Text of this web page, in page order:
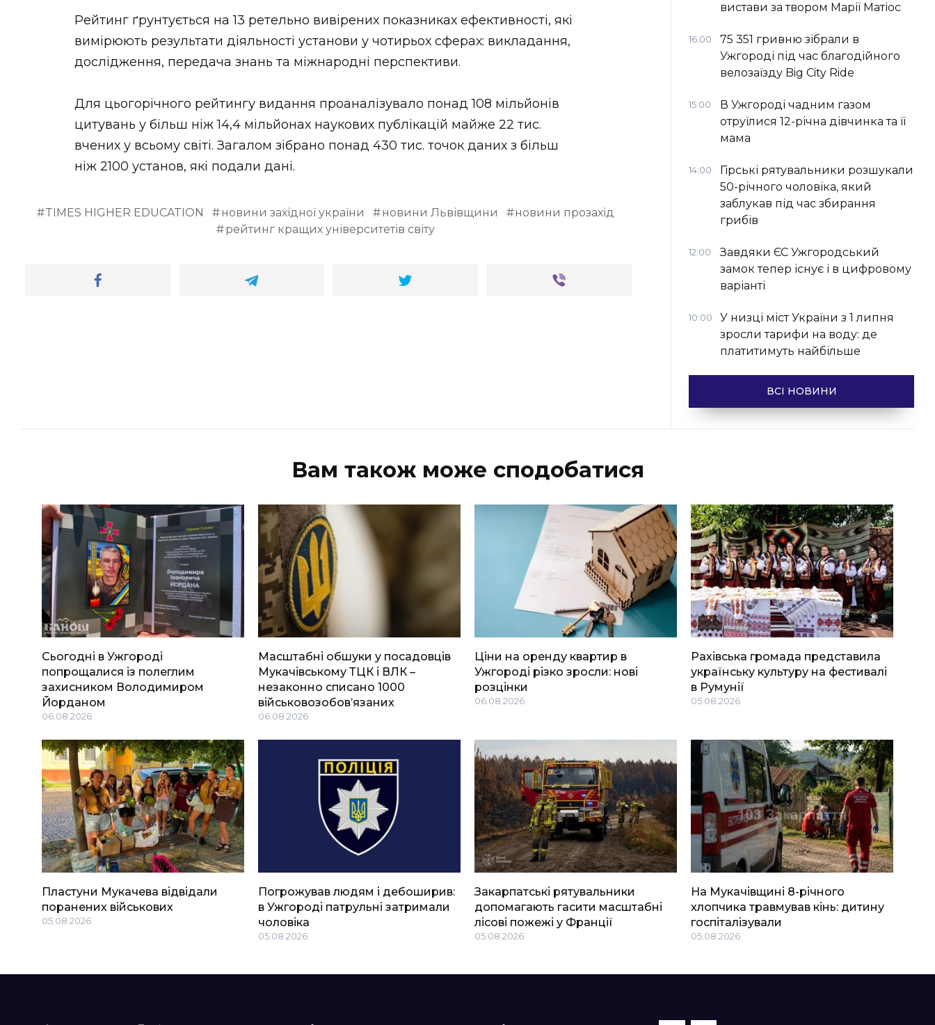
Рейтинг ґрунтується на 13 ретельно вивірених показниках ефективності, які
вимірюють результати діяльності установи у чотирьох сферах: викладання,
дослідження, передача знань та міжнародні перспективи.
Для цьогорічного рейтингу видання проаналізувало понад 108 мільйонів
цитувань у більш ніж 14,4 мільйонах наукових публікацій майже 22 тис.
вчених у всьому світі. Загалом зібрано понад 430 тис. точок даних з більш
ніж 2100 установ, які подали дані.
TIMES HIGHER EDUCATION новини західної україни новини Львівщини
новини прозахід
рейтинг кращих університетів світу
вистави за твором Марії Матіос
16:00
75 351 гривню зібрали в
Ужгороді під час благодійного
велозаїзду Big Сity Ride
15:00
В Ужгороді чадним газом
отруїлися 12-річна дівчинка та її
мама
14:00
Гірські рятувальники розшукали
50-річного чоловіка, який
заблукав під час збирання
грибів
12:00
Завдяки ЄС Ужгородський
замок тепер існує і в цифровому
варіанті
10:00
У низці міст України з 1 липня
зросли тарифи на воду: де
платитимуть найбільше
ВСІ НОВИНИ
Вам також може сподобатися
Сьогодні в Ужгороді
попрощалися із полеглим
захисником Володимиром
Йорданом
06.08.2026
Масштабні обшуки у посадовців
Мукачівському ТЦК і ВЛК –
незаконно списано 1000
військовозобов’язаних
06.08.2026
Ціни на оренду квартир в
Ужгороді різко зросли: нові
розцінки
06.08.2026
Рахівська громада представила
українську культуру на фестивалі
в Румунії
05.08.2026
Пластуни Мукачева відвідали
поранених військових
05.08.2026
Погрожував людям і дебоширив:
в Ужгороді патрульні затримали
чоловіка
05.08.2026
Закарпатські рятувальники
допомагають гасити масштабні
лісові пожежі у Франції
05.08.2026
На Мукачівщині 8-річного
хлопчика травмував кінь: дитину
госпіталізували
05.08.2026